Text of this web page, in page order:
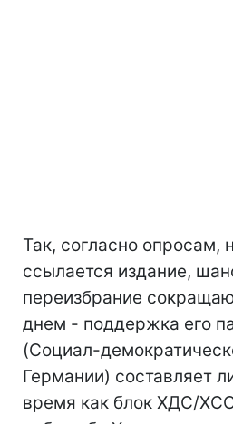
Так, согласно опросам,
ссылается издание,
переизбрание
днем - поддержка его
(Социал-
Германии) составляет
время как блок ХДС/